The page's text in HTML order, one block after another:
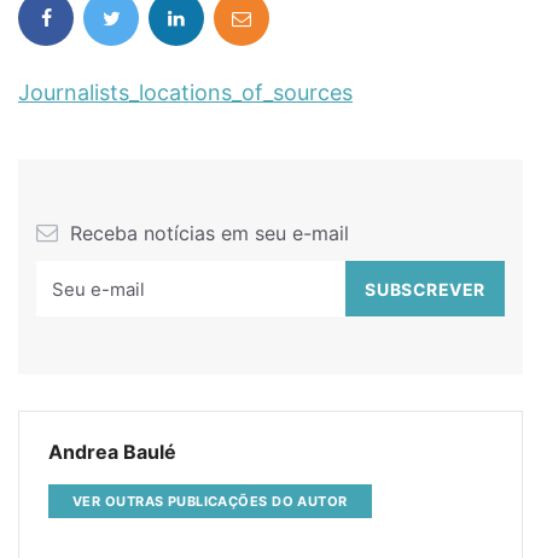
Journalists_locations_of_sources
Receba notícias em seu e-mail
Andrea Baulé
VER OUTRAS PUBLICAÇÕES DO AUTOR